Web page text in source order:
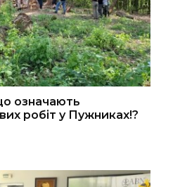
означають
робіт у Пужниках!?